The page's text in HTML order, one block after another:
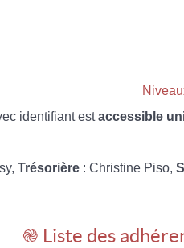
identifiant estaccessible
Trésorière : Christine Piso,
֎ Liste des